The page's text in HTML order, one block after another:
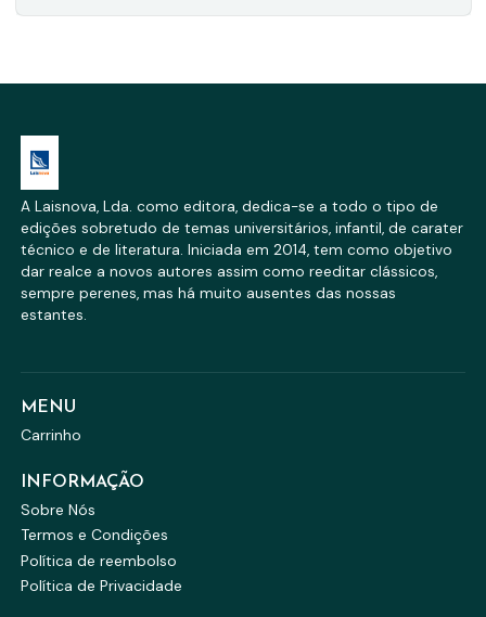
A Laisnova, Lda. como editora, dedica-se a todo o tipo de
edições sobretudo de temas universitários, infantil, de carater
técnico e de literatura. Iniciada em 2014, tem como objetivo
dar realce a novos autores assim como reeditar clássicos,
sempre perenes, mas há muito ausentes das nossas
estantes.
MENU
Carrinho
INFORMAÇÃO
Sobre Nós
Termos e Condições
Política de reembolso
Política de Privacidade